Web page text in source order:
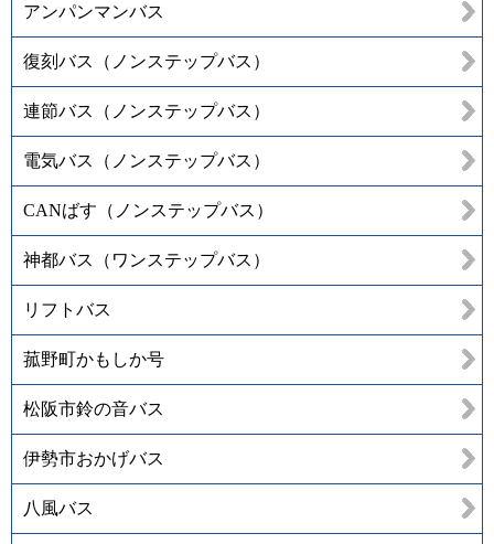
アンパンマンバス
復刻バス（ノンステップバス）
連節バス（ノンステップバス）
電気バス（ノンステップバス）
CANばす（ノンステップバス）
神都バス（ワンステップバス）
リフトバス
菰野町かもしか号
松阪市鈴の音バス
伊勢市おかげバス
八風バス